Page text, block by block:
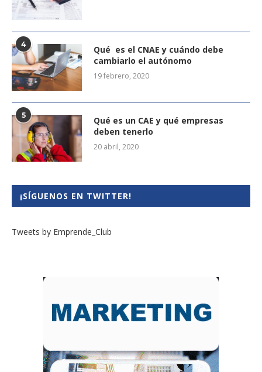
4
Qué es el CNAE y cuándo debe
cambiarlo el autónomo
19 febrero, 2020
5
Qué es un CAE y qué empresas
deben tenerlo
20 abril, 2020
¡SÍGUENOS EN TWITTER!
Tweets by Emprende_Club